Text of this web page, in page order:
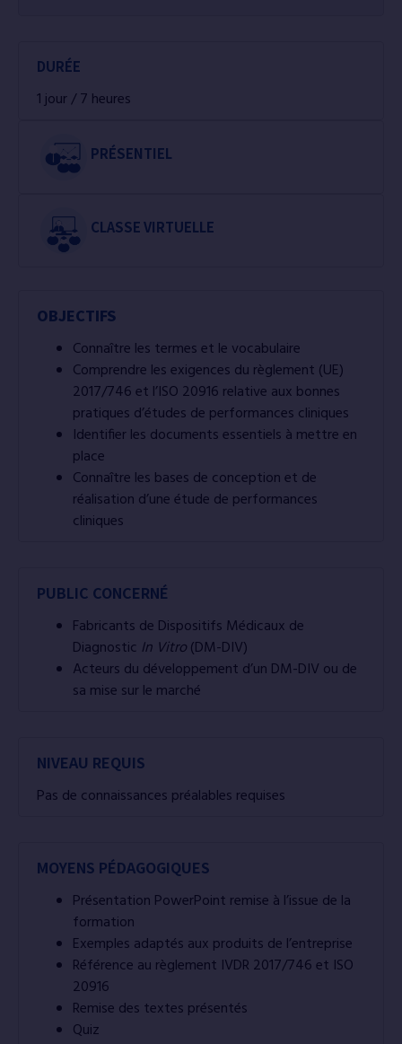
DURÉE
1 jour / 7 heures
PRÉSENTIEL
CLASSE VIRTUELLE
OBJECTIFS
Connaître les termes et le vocabulaire
Comprendre les exigences du règlement (UE)
2017/746 et l’ISO 20916 relative aux bonnes
pratiques d’études de performances cliniques
Identifier les documents essentiels à mettre en
place
Connaître les bases de conception et de
réalisation d’une étude de performances
cliniques
PUBLIC CONCERNÉ
Fabricants de Dispositifs Médicaux de
Diagnostic In Vitro(DM-DIV)
Acteurs du développement d’un DM-DIV ou de
sa mise sur le marché
NIVEAU REQUIS
Pas de connaissances préalables requises
MOYENS PÉDAGOGIQUES
Présentation PowerPoint remise à l’issue de la
formation
Exemples adaptés aux produits de l’entreprise
Référence au règlement IVDR 2017/746 et ISO
20916
Remise des textes présentés
Quiz